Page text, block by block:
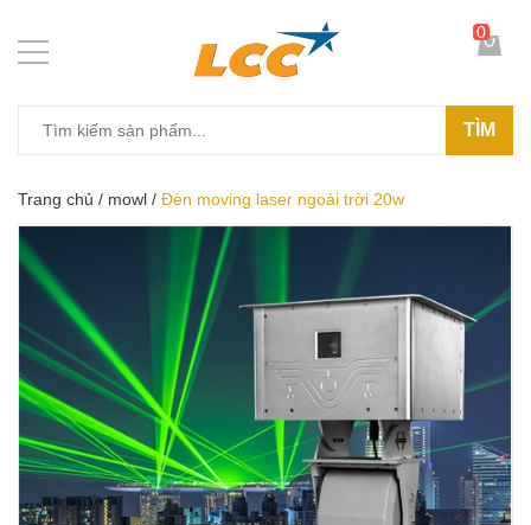
TÌM
0
Trang chủ / mowl / Đèn moving laser ngoài trời 20w